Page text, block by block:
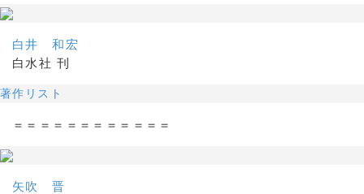
白井 和宏
白水社 刊
著作リスト
＝＝＝＝＝＝＝＝＝＝＝＝
矢吹 晋